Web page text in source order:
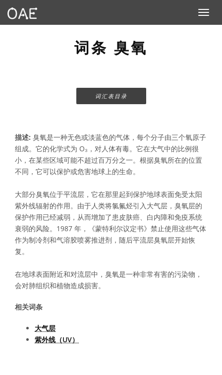
Toggle
词条 臭氧
词汇表目录
描述: 臭氧是一种无色或淡蓝色的气体，每个分子由三个氧原子
组成。它的化学式为 O₃，对人体有毒。它在大气中的比例很
小，在某些区域可能不超过百万分之一。根据臭氧所在的位置
不同，它可以保护或危害地球上的生命。
大部分臭氧位于平流层，它在那里起到保护地球表面免受太阳
紫外线辐射的作用。由于人类将氯氟烃引入大气层，臭氧层的
保护作用已经减弱，从而增加了患皮肤癌、白内障和免疫系统
衰弱的风险。1987 年，《蒙特利尔议定书》禁止使用这些气体
作为制冷剂和气溶胶喷雾推进剂，随后平流层臭氧层开始恢
复。
在地球表面附近和对流层中，臭氧是一种非常有害的污染物，
会对肺组织和植物造成损害。
相关词条
大气层
紫外线（UV）